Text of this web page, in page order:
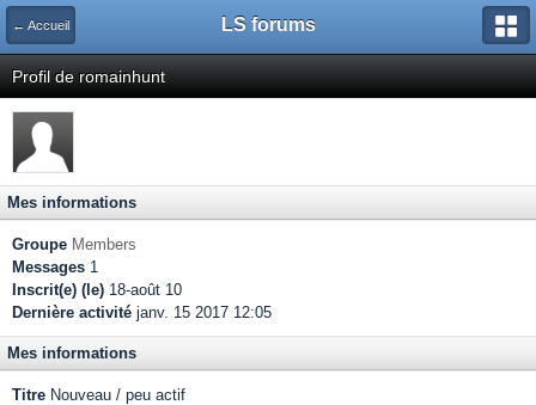
← Accueil LS forums
Profil de romainhunt
Mes informations
Groupe Members
Messages 1
Inscrit(e) (le) 18-août 10
Dernière activité janv. 15 2017 12:05
Mes informations
Titre Nouveau / peu actif